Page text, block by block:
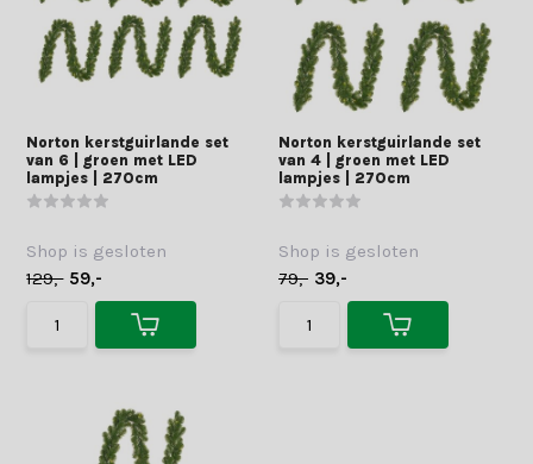
Norton kerstguirlande set
van 6 | groen met LED
lampjes | 270cm
Shop is gesloten
129,- 59,-
Norton kerstguirlande set
van 4 | groen met LED
lampjes | 270cm
Shop is gesloten
79,- 39,-